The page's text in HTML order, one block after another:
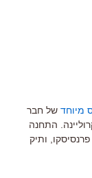
מיוחד של חבר
התחנה
ותיק